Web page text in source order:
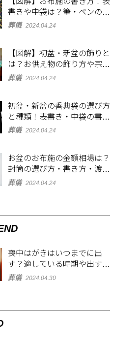
書きや中袋は？筆・ペンのマ
ナーとよくあるQ&A集
葬儀 2024.04.24
【図解】初盆・新盆の飾りと
は？お供え物の飾り方や宗派
ごとの違いを解説！
葬儀 2024.04.24
初盆・新盆の香典袋の選び方
と種類！表書き・中袋の書き
方、お札の入れ方も
葬儀 2024.04.24
お盆のお布施の金額相場は？
封筒の選び方・書き方・渡し
方も解説
葬儀 2024.04.24
喪中はがきはいつまでに出
す？適している時期や出す範
囲を解説！
葬儀 2024.04.30